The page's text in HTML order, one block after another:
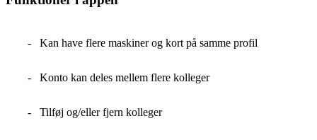
Kan have flere maskiner og kort på samme profil
Konto kan deles mellem flere kolleger
Tilføj og/eller fjern kolleger